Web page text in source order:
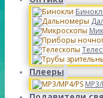
Плееры